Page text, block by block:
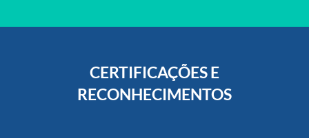
CERTIFICAÇÕES E
RECONHECIMENTOS